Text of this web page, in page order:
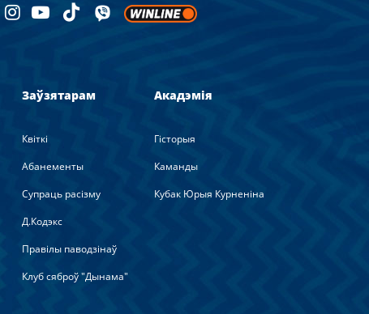
Заўзятарам
Квіткі
Абанементы
Супраць расізму
Д.Кодэкс
Правілы паводзінаў
Клуб сяброў "Дынама"
Акадэмія
Гісторыя
Каманды
Кубак Юрыя Курненіна